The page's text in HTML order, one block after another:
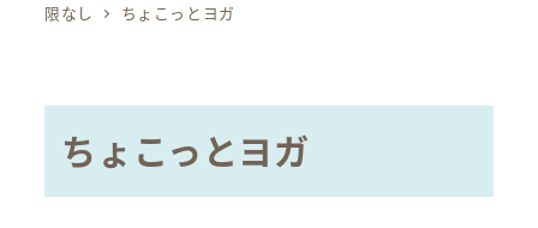
限なし
ちょこっとヨガ
ちょこっとヨガ